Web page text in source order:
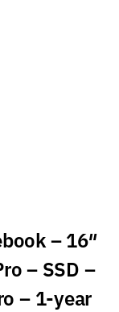
– 16″
– SSD –
– 1-year